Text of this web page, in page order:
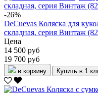
-26%
DeCuevas Коляска для
складная, серия Винтаж
Цена
14 500 руб
19 700 руб
в корзину Купить в 1